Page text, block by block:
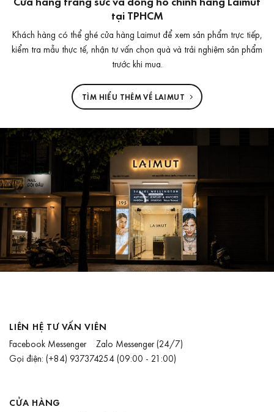
tại TPHCM
Khách hàng có thể ghé cửa hàng Laimut để xem sản phẩm trực tiếp,
kiểm tra mẫu thực tế, nhận tư vấn chọn quà và trải nghiệm sản phẩm
trước khi mua.
TÌM HIỂU THÊM VỀ LAIMUT
LIÊN HỆ TƯ VẤN VIÊN
Facebook Messenger Zalo Messenger(24/7)
Gọi điện: (+84) 937374254(09:00 - 21:00)
CỬA HÀNG